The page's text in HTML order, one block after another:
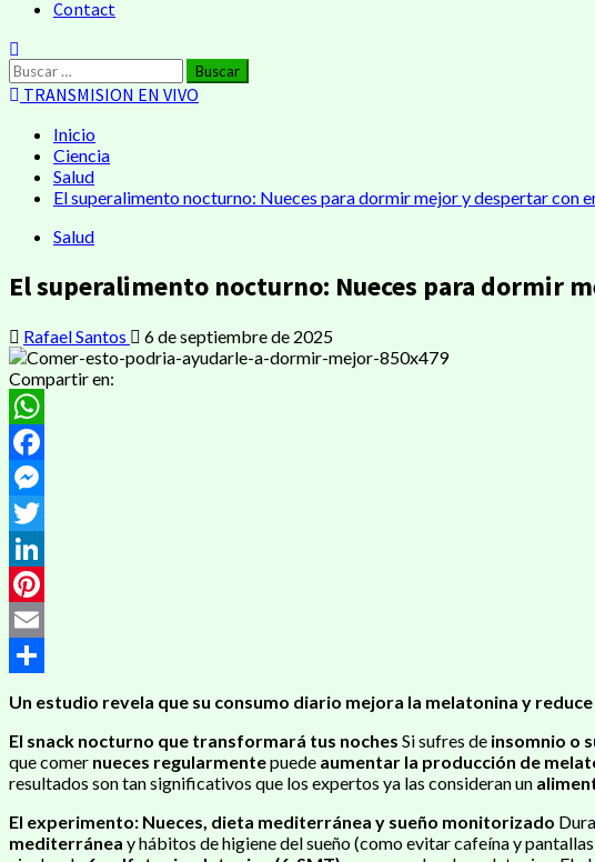
Contact
TRANSMISION EN VIVO
Inicio
Ciencia
Salud
El superalimento nocturno: Nueces para dormir mejor y despertar con
Salud
El superalimento nocturno: Nueces para dormir
Rafael Santos
6 de septiembre de 2025
Compartir en:
WhatsApp
Facebook
Messenger
Twitter
LinkedIn
Pinterest
Email
Un estudio revela que su consumo diario mejora la melatonina y
El snack nocturno que transformará tus noches Si sufres de insomnio o
que comer nueces regularmentepuede aumentar la producción de
resultados son tan significativos que los expertos ya las consideran un
El experimento: Nueces, dieta mediterránea y sueño monitorizado
mediterránea y hábitos de higiene del sueño (como evitar cafeína y